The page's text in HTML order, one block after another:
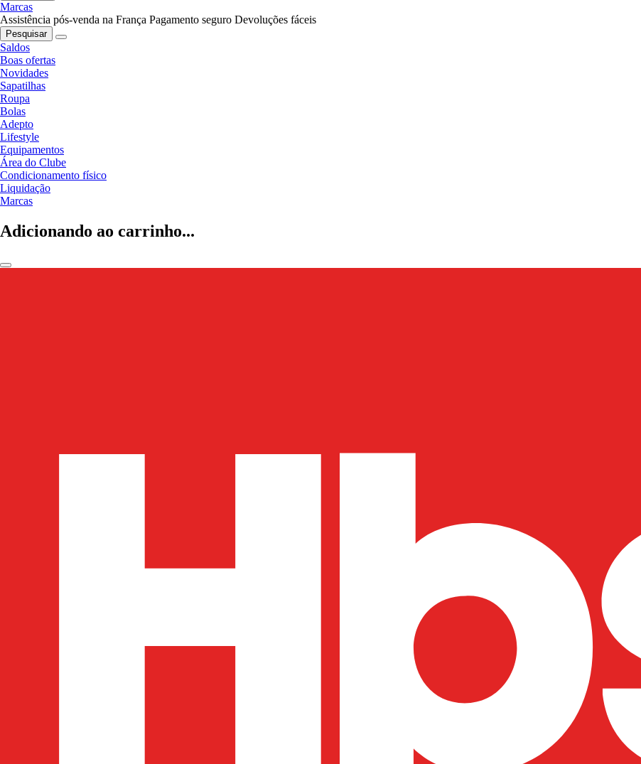
Marcas
Assistência pós-venda na França Pagamento seguro Devoluções fáceis
Pesquisar
Saldos
Boas ofertas
Novidades
Sapatilhas
Roupa
Bolas
Adepto
Lifestyle
Equipamentos
Área do Clube
Condicionamento físico
Liquidação
Marcas
Adicionando ao carrinho...